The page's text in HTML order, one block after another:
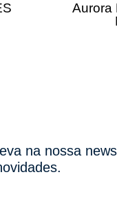
Aurora
na nossa